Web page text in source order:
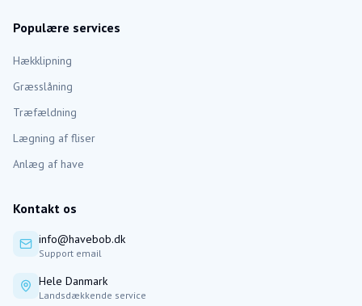
Populære services
Hækklipning
Græsslåning
Træfældning
Lægning af fliser
Anlæg af have
Kontakt os
info@havebob.dk
Support email
Hele Danmark
Landsdækkende service